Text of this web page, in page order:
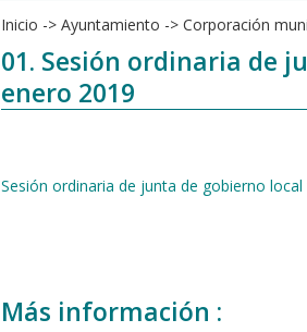
Inicio -> Ayuntamiento -> Corporación
01. Sesión ordinaria de
enero 2019
Sesión ordinaria de junta de gobierno
Más información :